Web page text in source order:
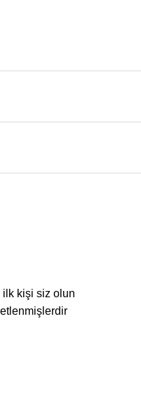
ilk kişi siz olun